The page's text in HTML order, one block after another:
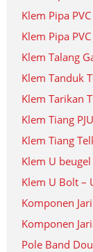
Klem Pipa PVC
Klem Pipa
Klem Talang
Klem Tanduk
Klem Tarikan
Klem Tiang PJU
Klem Tiang
Klem U beugel
Klem U Bolt –
Komponen
Komponen
Pole Band